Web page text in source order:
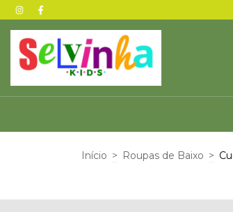
agora — pode acabar ⏰
Início > Roupas de Baixo >